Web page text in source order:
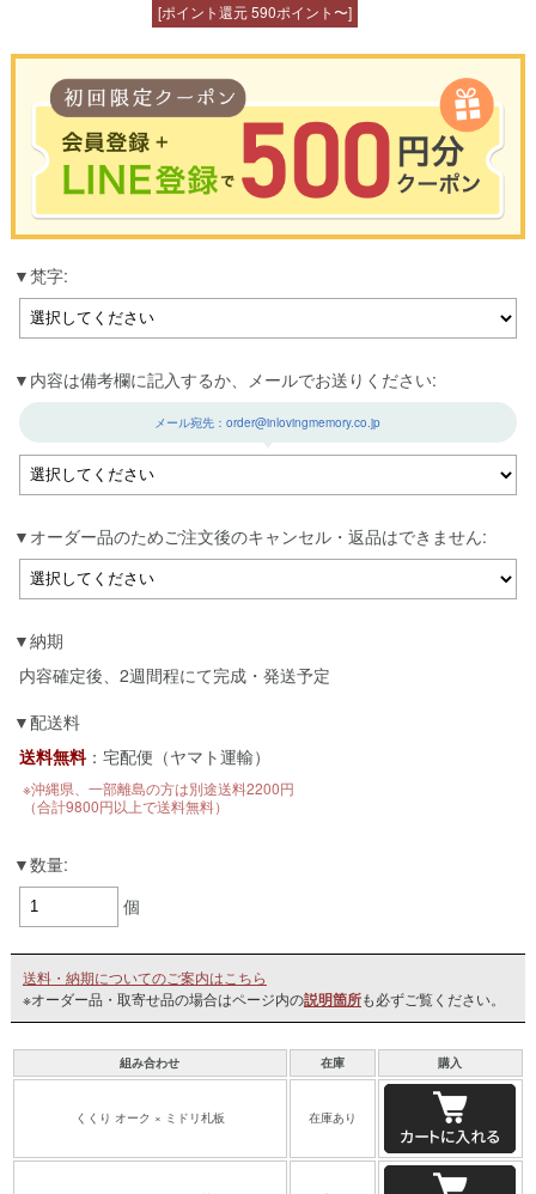
[ポイント還元 590ポイント〜]
LINEのアカウントを使って簡単に会員登録＆ログインすることも可能です。
梵字:
内容は備考欄に記入するか、メールでお送りください:
メール宛先：order@inlovingmemory.co.jp
オーダー品のためご注文後のキャンセル・返品はできません:
納期
内容確定後、2週間程にて完成・発送予定
配送料
送料無料：宅配便（ヤマト運輸）
※沖縄県、一部離島の方は別途送料2200円
（合計9800円以上で送料無料）
数量:
個
送料・納期についてのご案内はこちら
※オーダー品・取寄せ品の場合はページ内の説明箇所も必ずご覧ください。
組み合わせ 在庫 購入
くくり オーク × ミドリ札板 在庫あり